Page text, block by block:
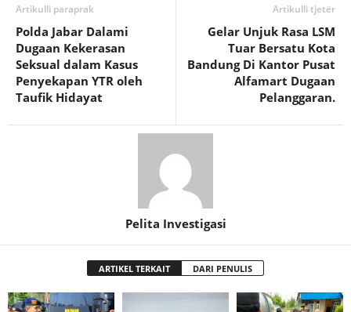
Artikulli paraprak
Polda Jabar Dalami
Dugaan Kekerasan
Seksual dalam Kasus
Penyekapan YTR oleh
Taufik Hidayat
Artikulli tjetër
Gelar Unjuk Rasa LSM
Tuar Bersatu Kota
Bandung Di Kantor Pusat
Alfamart Dugaan
Pelanggaran.
Pelita Investigasi
ARTIKEL TERKAIT DARI PENULIS